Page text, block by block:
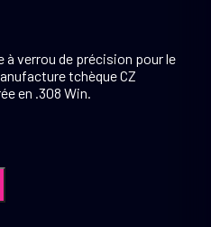
à verrou de précision pour le
tchèque CZ
en .308 Win.